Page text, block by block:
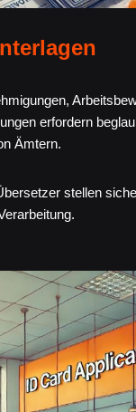
erfordern
Ämtern.
stellen